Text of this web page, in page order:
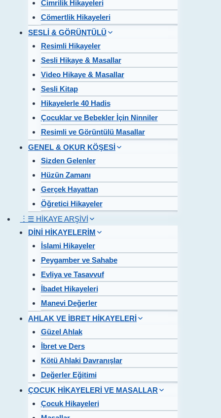
Cimrilik Hikayeleri
Cömertlik Hikayeleri
SESLİ & GÖRÜNTÜLÜ
Resimli Hikayeler
Sesli Hikaye & Masallar
Video Hikaye & Masallar
Sesli Kitap
Hikayelerle 40 Hadis
Çocuklar ve Bebekler İçin Ninniler
Resimli ve Görüntülü Masallar
GENEL & OKUR KÖŞESİ
Sizden Gelenler
Hüzün Zamanı
Gerçek Hayattan
Öğretici Hikayeler
︙☰ HİKAYE ARŞİVİ
DİNİ HİKAYELERİM
İslami Hikayeler
Peygamber ve Sahabe
Evliya ve Tasavvuf
İbadet Hikayeleri
Manevi Değerler
AHLAK VE İBRET HİKAYELERİ
Güzel Ahlak
İbret ve Ders
Kötü Ahlaki Davranışlar
Değerler Eğitimi
ÇOCUK HİKAYELERİ VE MASALLAR
Çocuk Hikayeleri